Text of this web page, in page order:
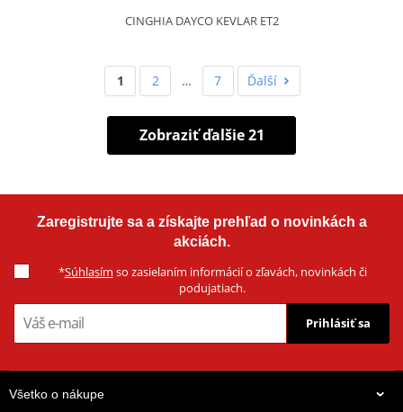
CINGHIA DAYCO KEVLAR ET2
1 2 … 7 Ďalší
Zobraziť ďalšie 21
Zaregistrujte sa a získajte prehľad o novinkách a
akciách.
*Súhlasím so zasielaním informácií o zľavách, novinkách či
podujatiach.
Prihlásiť sa
Všetko o nákupe